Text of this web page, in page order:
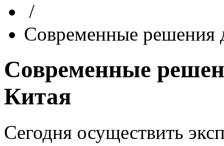
/
Современные решения
Современные
Китая
Сегодня осуществить